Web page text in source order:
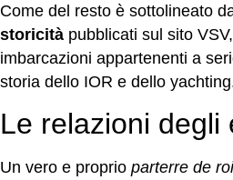
Come del resto è sottolineato
storicità pubblicati sul sito
imbarcazioni appartenenti a
storia dello IOR e dello
Le relazioni degli
Un vero e proprio parterre de